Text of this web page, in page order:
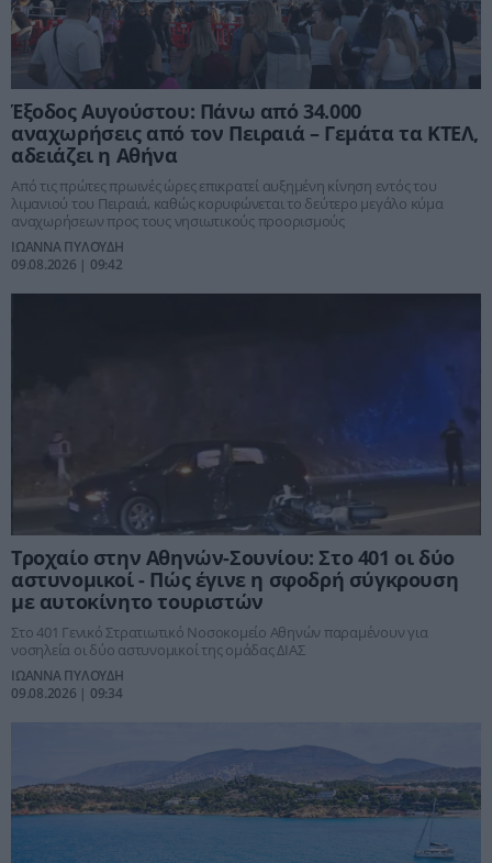
Έξοδος Αυγούστου: Πάνω από 34.000
αναχωρήσεις από τον Πειραιά – Γεμάτα τα ΚΤΕΛ,
αδειάζει η Αθήνα
Από τις πρώτες πρωινές ώρες επικρατεί αυξημένη κίνηση εντός του
λιμανιού του Πειραιά, καθώς κορυφώνεται το δεύτερο μεγάλο κύμα
αναχωρήσεων προς τους νησιωτικούς προορισμούς
ΙΩΑΝΝΑ ΠΥΛΟΥΔΗ
09.08.2026 | 09:42
Τροχαίο στην Αθηνών-Σουνίου: Στο 401 οι δύο
αστυνομικοί - Πώς έγινε η σφοδρή σύγκρουση
με αυτοκίνητο τουριστών
Στο 401 Γενικό Στρατιωτικό Νοσοκομείο Αθηνών παραμένουν για
νοσηλεία οι δύο αστυνομικοί της ομάδας ΔΙΑΣ
ΙΩΑΝΝΑ ΠΥΛΟΥΔΗ
09.08.2026 | 09:34